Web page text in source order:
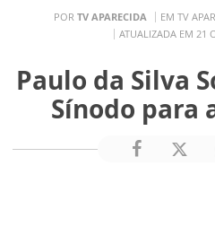
POR TV APARECIDA EM TV
ATUALIZADA EM 21
Paulo da Silva
Sínodo para